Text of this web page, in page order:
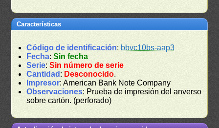
Características
Código de identificación: bbvc10bs-aap3
Fecha:Sin fecha
Serie:Sin número de serie
Cantidad : Desconocido.
Impresor: American Bank Note Company
Observaciones: Prueba de impresión del anverso
sobre cartón. (perforado)